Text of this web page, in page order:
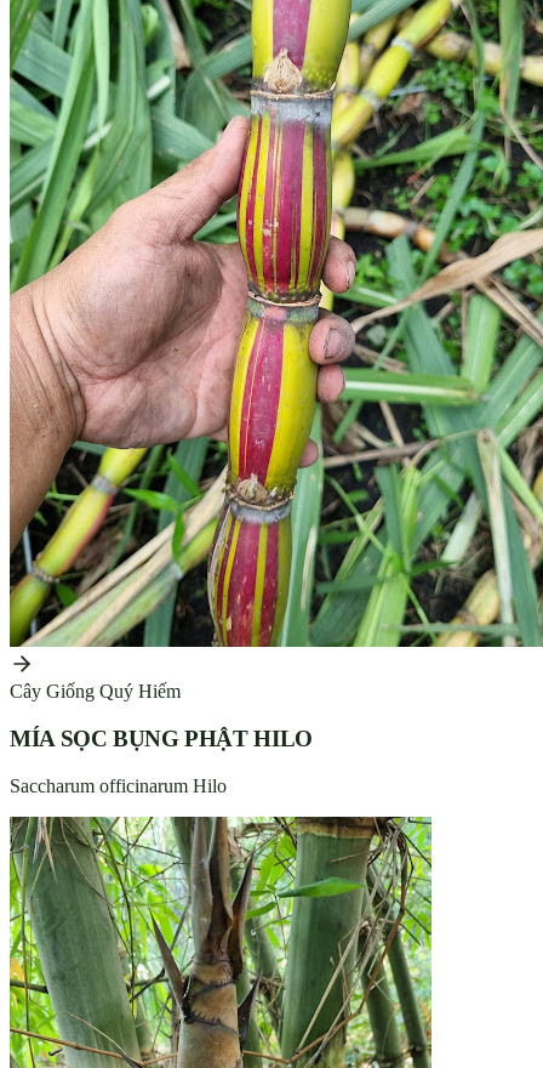
Cây Giống Quý Hiếm
MÍA SỌC BỤNG PHẬT HILO
Saccharum officinarum Hilo